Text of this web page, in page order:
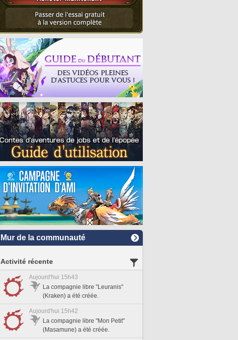
Mur de la communauté
Activité récente
Aujourd'hui 15h43
La compagnie libre "Leuranis"
(Kraken) a été créée.
Aujourd'hui 15h42
La compagnie libre "Mon Petit"
(Masamune) a été créée.